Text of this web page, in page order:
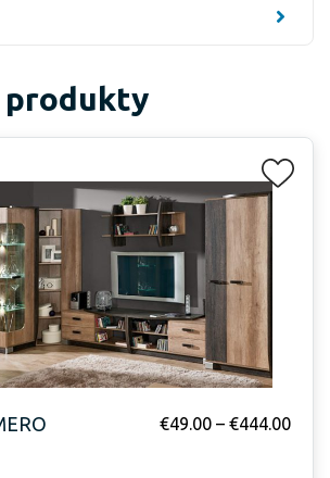
produkty
€49.00 – €444.00